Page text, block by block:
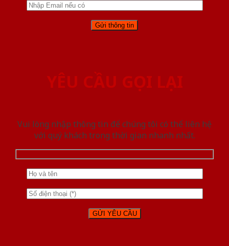
YÊU CẦU GỌI LẠI
Vui lòng nhập thông tin để chúng tôi có thể liên hệ
với quý khách trong thời gian nhanh nhất.